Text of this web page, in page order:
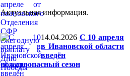
Актуальная информация.
14.04.2026 С 10 апреля
в Ивановской области
введён
пожароопасный сезон